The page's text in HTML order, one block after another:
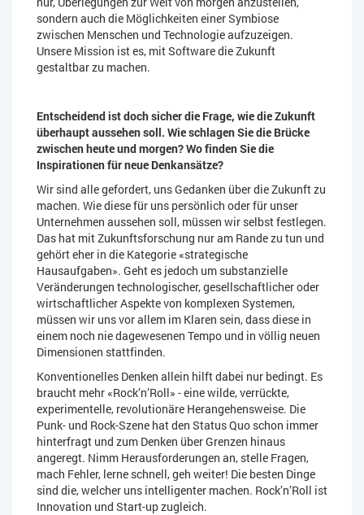
sondern auch die Möglichkeiten einer Symbiose
zwischen Menschen und Technologie aufzuzeigen.
Unsere Mission ist es, mit Software die Zukunft
gestaltbar zu machen.
Entscheidend ist doch sicher die Frage, wie die Zukunft
überhaupt aussehen soll. Wie schlagen Sie die Brücke
zwischen heute und morgen? Wo finden Sie die
Inspirationen für neue Denkansätze?
Wir sind alle gefordert, uns Gedanken über die Zukunft zu
machen. Wie diese für uns persönlich oder für unser
Unternehmen aussehen soll, müssen wir selbst festlegen.
Das hat mit Zukunftsforschung nur am Rande zu tun und
gehört eher in die Kategorie «strategische
Hausaufgaben». Geht es jedoch um substanzielle
Veränderungen technologischer, gesellschaftlicher oder
wirtschaftlicher Aspekte von komplexen Systemen,
müssen wir uns vor allem im Klaren sein, dass diese in
einem noch nie dagewesenen Tempo und in völlig neuen
Dimensionen stattfinden.
Konventionelles Denken allein hilft dabei nur bedingt. Es
braucht mehr «Rock’n’Roll» - eine wilde, verrückte,
experimentelle, revolutionäre Herangehensweise. Die
Punk- und Rock-Szene hat den Status Quo schon immer
hinterfragt und zum Denken über Grenzen hinaus
angeregt. Nimm Herausforderungen an, stelle Fragen,
mach Fehler, lerne schnell, geh weiter! Die besten Dinge
sind die, welcher uns intelligenter machen. Rock’n’Roll ist
Innovation und Start-up zugleich.